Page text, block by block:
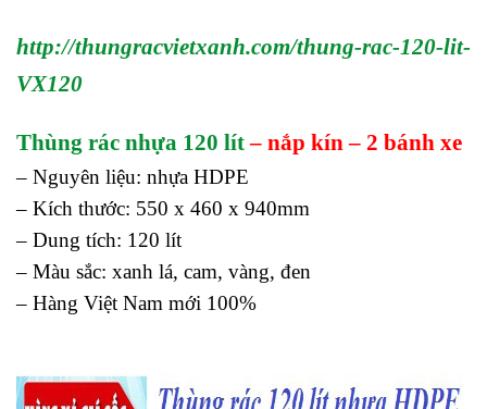
http://thungracvietxanh.com/thung-rac-120-lit-
VX120
Thùng rác nhựa 120 lít– nắp kín – 2 bánh xe
– Nguyên liệu: nhựa HDPE
– Kích thước: 550 x 460 x 940mm
– Dung tích: 120 lít
– Màu sắc: xanh lá, cam, vàng, đen
– Hàng Việt Nam mới 100%